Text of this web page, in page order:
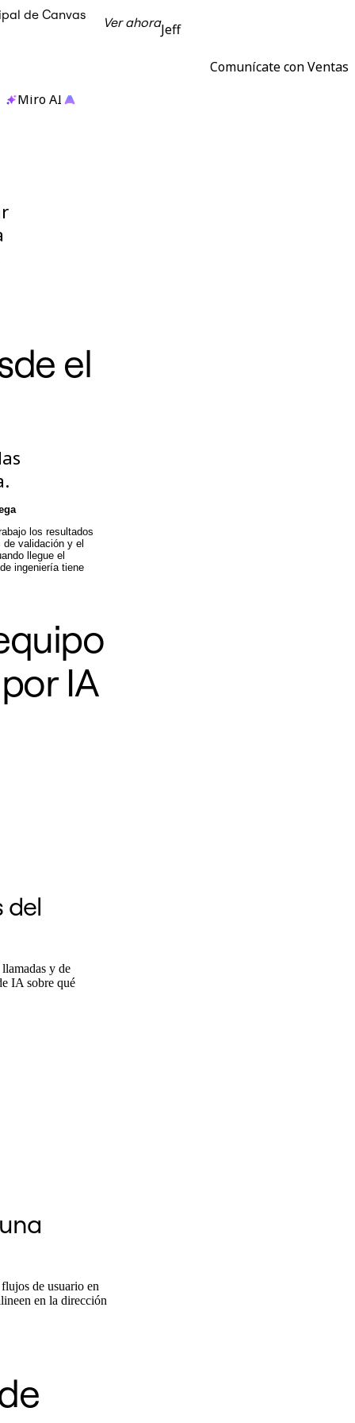
de Canvas
Ver ahoraJeff
Comunícate con Ventas
Miro AI
el
los resultados
validación y el
llegue el
ingeniería tiene
IA
del
y de
IA sobre qué
de usuario en
en la dirección